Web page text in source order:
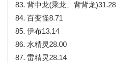
83. 背中龙(乘龙、背背龙)31.28
84. 百变怪8.71
85. 伊布13.14
86. 水精灵28.00
87. 雷精灵28.14